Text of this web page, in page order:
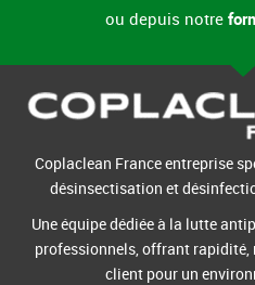
ou depuis notre
Coplaclean France entreprise
désinsectisation et
Une équipe dédiée à la lutte
professionnels, offrant
client pour un